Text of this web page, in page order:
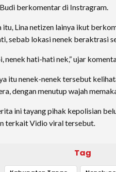
berkomentar di Instragram.
itu, Lina netizen lainya ikut
sebab lokasi nenek beraktrasi
nenek hati-hati nek,” ujar
itu nenek-nenek tersebut
dengan menutup wajah
ini tayang pihak kepolisian
terkait Vidio viral tersebut.
Tag